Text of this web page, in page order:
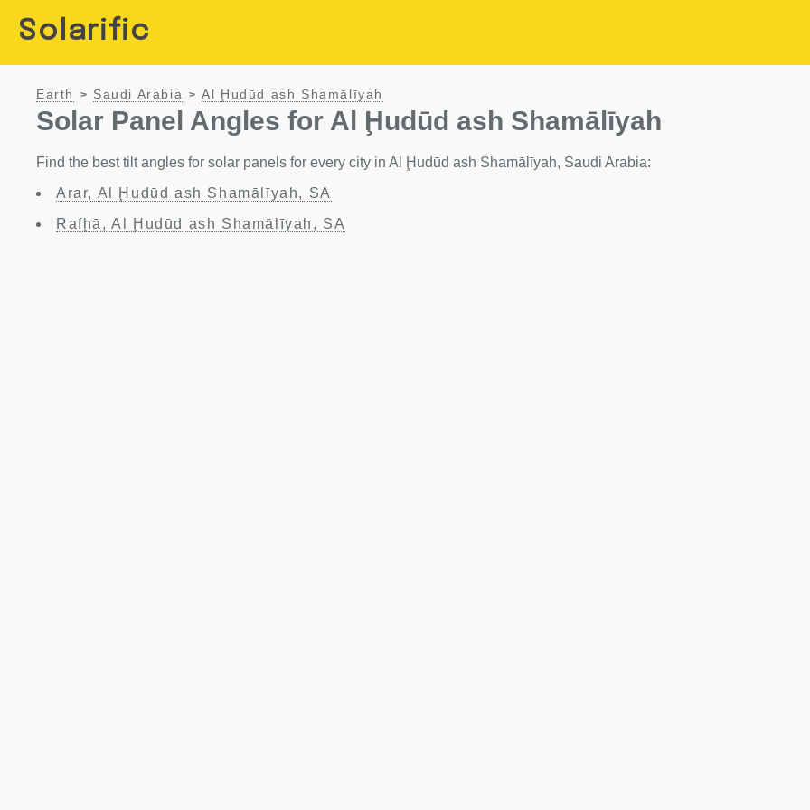
Solarific
Earth > Saudi Arabia > Al Ḩudūd ash Shamālīyah
Solar Panel Angles for Al Ḩudūd ash Shamālīyah
Find the best tilt angles for solar panels for every city in Al Ḩudūd ash Shamālīyah, Saudi Arabia:
Arar, Al Ḩudūd ash Shamālīyah, SA
Rafḩā, Al Ḩudūd ash Shamālīyah, SA